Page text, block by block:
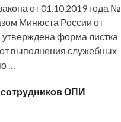
от 01.10.2019 года №
Минюста России от
утверждена форма листка
выполнения служебных
…
ОПИ